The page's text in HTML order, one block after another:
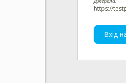
https://
Вхід